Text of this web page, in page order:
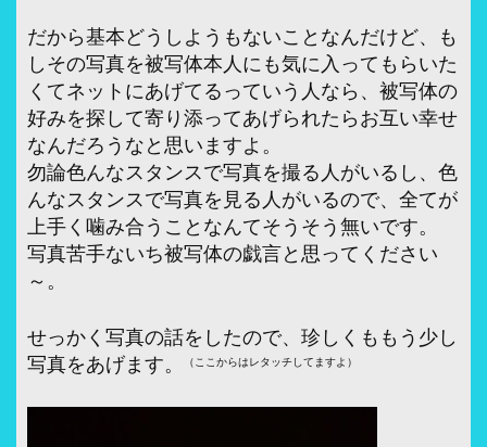
だから基本どうしようもないことなんだけど、も
しその写真を被写体本人にも気に入ってもらいた
くてネットにあげてるっていう人なら、被写体の
好みを探して寄り添ってあげられたらお互い幸せ
なんだろうなと思いますよ。
勿論色んなスタンスで写真を撮る人がいるし、色
んなスタンスで写真を見る人がいるので、全てが
上手く噛み合うことなんてそうそう無いです。
写真苦手ないち被写体の戯言と思ってください
～。
せっかく写真の話をしたので、珍しくももう少し
写真をあげます。
（ここからはレタッチしてますよ）